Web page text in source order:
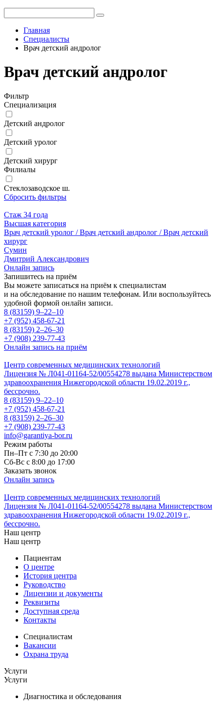
Главная
Специалисты
Врач детский андролог
Врач детский андролог
Фильтр
Специализация
Детский андролог
Детский уролог
Детский хирург
Филиалы
Стеклозаводское ш.
Сбросить фильтры
Стаж 34 года
Высшая категория
Врач детский уролог / Врач детский андролог / Врач детский
хирург
Сумин
Дмитрий Александрович
Онлайн запись
Запишитесь на приём
Вы можете записаться на приём к специалистам
и на обследование по нашим телефонам. Или воспользуйтесь
удобной формой онлайн записи.
8 (83159) 9–22–10
+7 (952) 458-67-21
8 (83159) 2–26–30
+7 (908) 239-77-43
Онлайн запись на приём
Центр современных медицинских технологий
Лицензия № Л041-01164-52/00554278 выдана Министерством
здравоохранения Нижегородской области 19.02.2019 г.,
бессрочно.
8 (83159) 9–22–10
+7 (952) 458-67-21
8 (83159) 2–26–30
+7 (908) 239-77-43
info@garantiya-bor.ru
Режим работы
Пн–Пт с 7:30 до 20:00
Cб-Вс с 8:00 до 17:00
Заказать звонок
Онлайн запись
Центр современных медицинских технологий
Лицензия № Л041-01164-52/00554278 выдана Министерством
здравоохранения Нижегородской области 19.02.2019 г.,
бессрочно.
Наш центр
Наш центр
Пациентам
О центре
История центра
Руководство
Лицензии и документы
Реквизиты
Доступная среда
Контакты
Специалистам
Вакансии
Охрана труда
Услуги
Услуги
Диагностика и обследования